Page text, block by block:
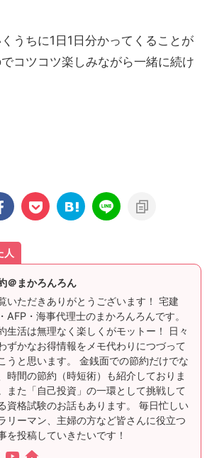
うちに1日1日分かってくることが
コツコツ楽しみながら一緒に続け
人
＠まかろんろん
いただきありがとうございます！ 宅建
AFP・海事代理士のまかろんろんです。
生活は無理なく楽しくがモットー！ 日々
ずかなお得情報をメモ代わりにつづって
うと思います。 金銭面での節約だけでな
時間の節約（時短術）も紹介しておりま
また「自己投資」の一環として挑戦して
資格試験のお話もあります。 毎日忙しい
リーマン、主婦の方など皆さんに役立つ
を投稿していきたいです！